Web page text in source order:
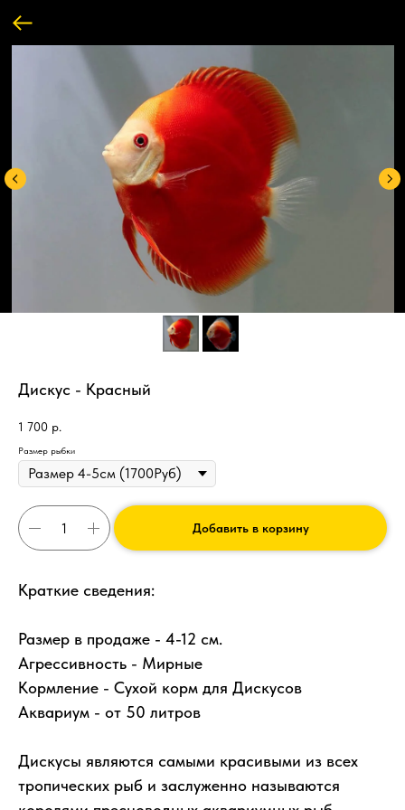
Дискус - Красный
1 700 р.
Размер рыбки
Добавить в корзину
Краткие сведения:
Размер в продаже - 4-12 см.
Агрессивность - Мирные
Кормление - Сухой корм для Дискусов
Аквариум - от 50 литров
Дискусы являются самыми красивыми из всех
тропических рыб и заслуженно называются